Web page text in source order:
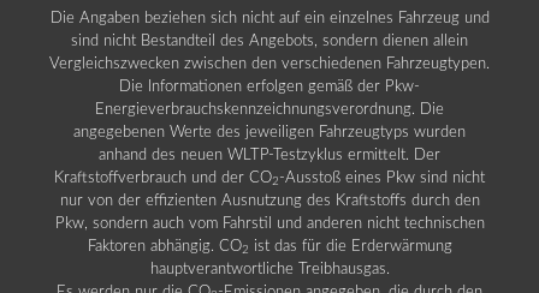
Die Angaben beziehen sich nicht auf ein einzelnes Fahrzeug und
sind nicht Bestandteil des Angebots, sondern dienen allein
Vergleichszwecken zwischen den verschiedenen Fahrzeugtypen.
Die Informationen erfolgen gemäß der Pkw-
Energieverbrauchskennzeichnungsverordnung. Die
angegebenen Werte des jeweiligen Fahrzeugtyps wurden
anhand des neuen WLTP-Testzyklus ermittelt. Der
Kraftstoffverbrauch und der CO2 -Ausstoß eines Pkw sind nicht
nur von der effizienten Ausnutzung des Kraftstoffs durch den
Pkw, sondern auch vom Fahrstil und anderen nicht technischen
Faktoren abhängig. CO2 ist das für die Erderwärmung
hauptverantwortliche Treibhausgas.